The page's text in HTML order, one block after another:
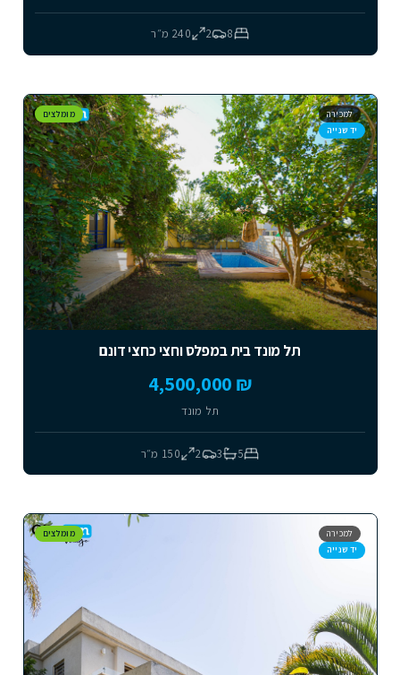
8
2
240 מ״ר
למכירה
יד שנייה
מומלצים
תל מונד בית במפלס וחצי כחצי דונם
₪ 4,500,000
תל מונד
5
3
2
150 מ״ר
למכירה
יד שנייה
מומלצים